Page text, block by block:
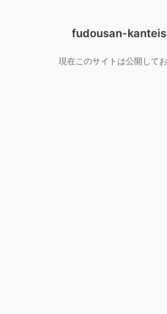
fudousan-
現在このサイトは公開してお